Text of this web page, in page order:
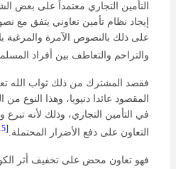
التأمين التجاري معتمداً على بعض
إيجاد نظام تأمين تعاوني يتفق مع
على ذلك بالنصوص الآمرة والمرغبة
والتراحم والتعاطف بين أفراد
فقصد المشترك من ذلك ثواب الله
المقصود عائدا دنيويا، وهذا النوع
في التأمين التجاري، وذلك لأنه
التعاون على دفع الأضرار المحتملة. [15]
فهو تعاون محض على تخفيف أثر